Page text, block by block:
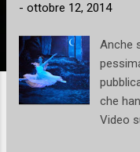
- ottobre 12, 2014
Anche
che
Video